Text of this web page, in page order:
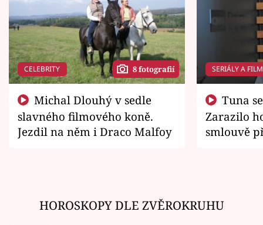
CELEBRITY 8 fotografií
slavného filmového koně.
Jezdil na něm i Draco Malfoy
SERIÁLY A
Zarazilo
smlouvě
HOROSKOPY DLE ZVĚROKRUHU